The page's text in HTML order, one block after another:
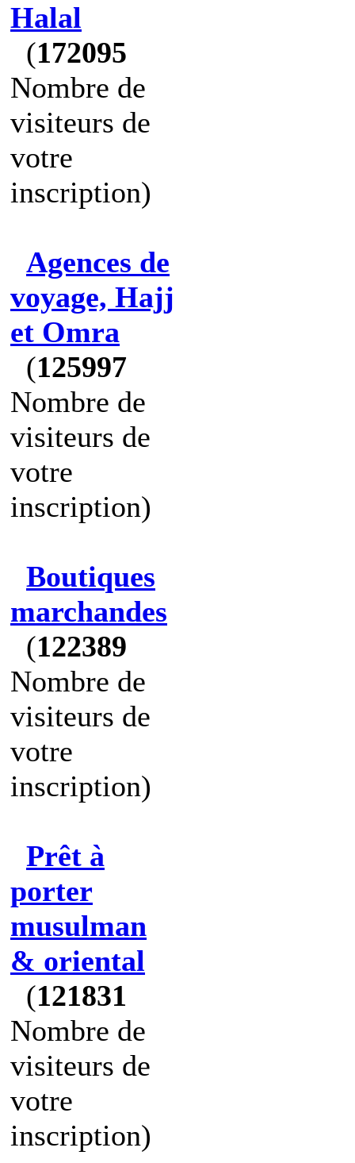
Halal
(172095
Nombre de
visiteurs de
votre
inscription)
Agences de
voyage, Hajj
et Omra
(125997
Nombre de
visiteurs de
votre
inscription)
Boutiques
marchandes
(122389
Nombre de
visiteurs de
votre
inscription)
Prêt à
porter
musulman
& oriental
(121831
Nombre de
visiteurs de
votre
inscription)